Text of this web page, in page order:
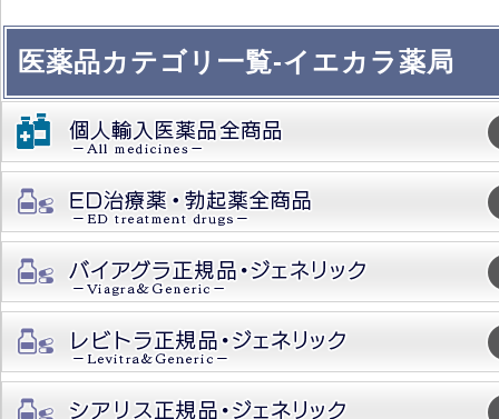
医薬品カテゴリ一覧-イエカラ薬局